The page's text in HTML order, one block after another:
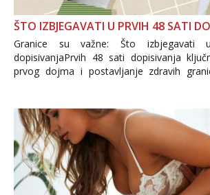
ŠTO IZBJEGAVATI U PRVIH 48 SATI
Granice su važne: Što
dopisivanjaPrvih 48 sati dopisivanja
prvog dojma i postavljanje zdravih
Važno je izbjeći prebrzo otkrivanje
informacija, jer nepoznata osoba još
povjerenje. Takođe...